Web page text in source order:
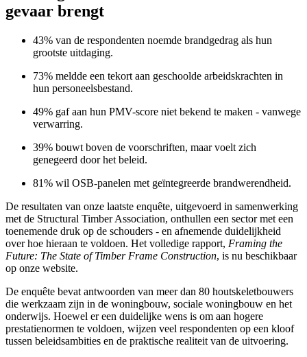
gevaar brengt
43% van de respondenten noemde brandgedrag als hun
grootste uitdaging.
73% meldde een tekort aan geschoolde arbeidskrachten in
hun personeelsbestand.
49% gaf aan hun PMV-score niet bekend te maken - vanwege
verwarring.
39% bouwt boven de voorschriften, maar voelt zich
genegeerd door het beleid.
81% wil OSB-panelen met geïntegreerde brandwerendheid.
De resultaten van onze laatste enquête, uitgevoerd in samenwerking
met de Structural Timber Association, onthullen een sector met een
toenemende druk op de schouders - en afnemende duidelijkheid
over hoe hieraan te voldoen. Het volledige rapport, Framing the
Future: The State of Timber Frame Construction, is nu beschikbaar
op onze website.
De enquête bevat antwoorden van meer dan 80 houtskeletbouwers
die werkzaam zijn in de woningbouw, sociale woningbouw en het
onderwijs. Hoewel er een duidelijke wens is om aan hogere
prestatienormen te voldoen, wijzen veel respondenten op een kloof
tussen beleidsambities en de praktische realiteit van de uitvoering.